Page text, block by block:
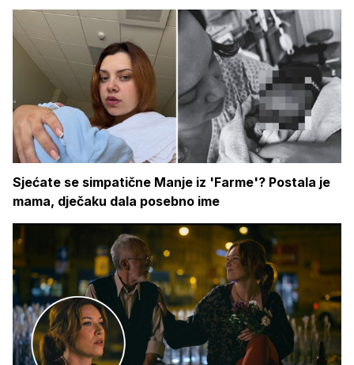
Sjećate se simpatične Manje iz 'Farme'? Postala je
mama, dječaku dala posebno ime